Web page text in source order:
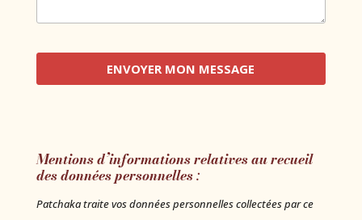
Mentions d’informations relatives au recueil
des données personnelles:
Patchaka traite vos données personnelles collectées par ce